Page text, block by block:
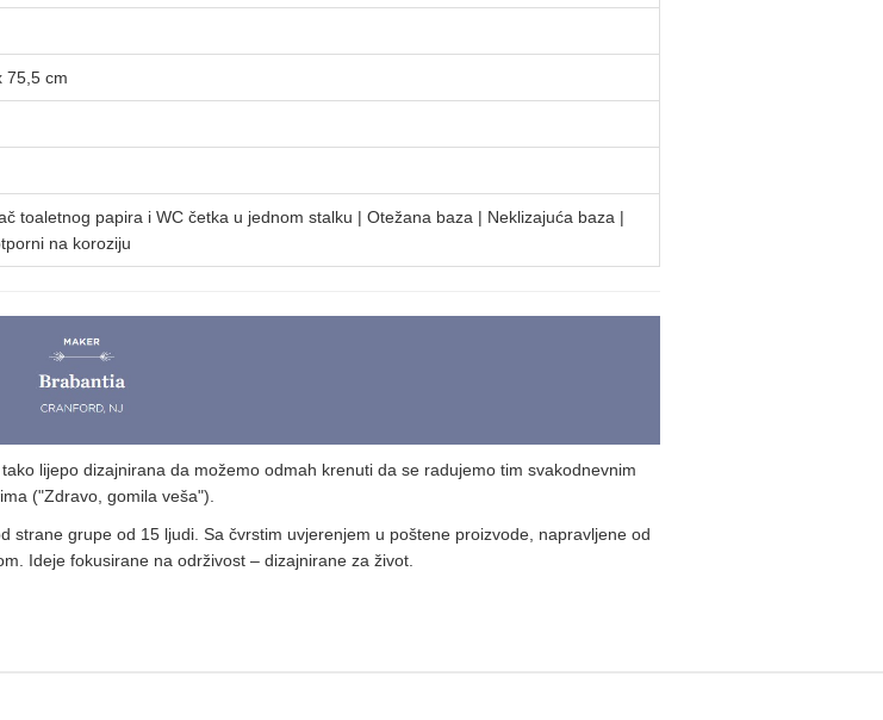
75,5 cm
toaletnog papira i WC četka u jednom stalku | Otežana baza | Neklizajuća baza |
na koroziju
lijepo dizajnirana da možemo odmah krenuti da se radujemo tim svakodnevnim
("Zdravo, gomila veša").
strane grupe od 15 ljudi. Sa čvrstim uvjerenjem u poštene proizvode, napravljene od
Ideje fokusirane na održivost – dizajnirane za život.